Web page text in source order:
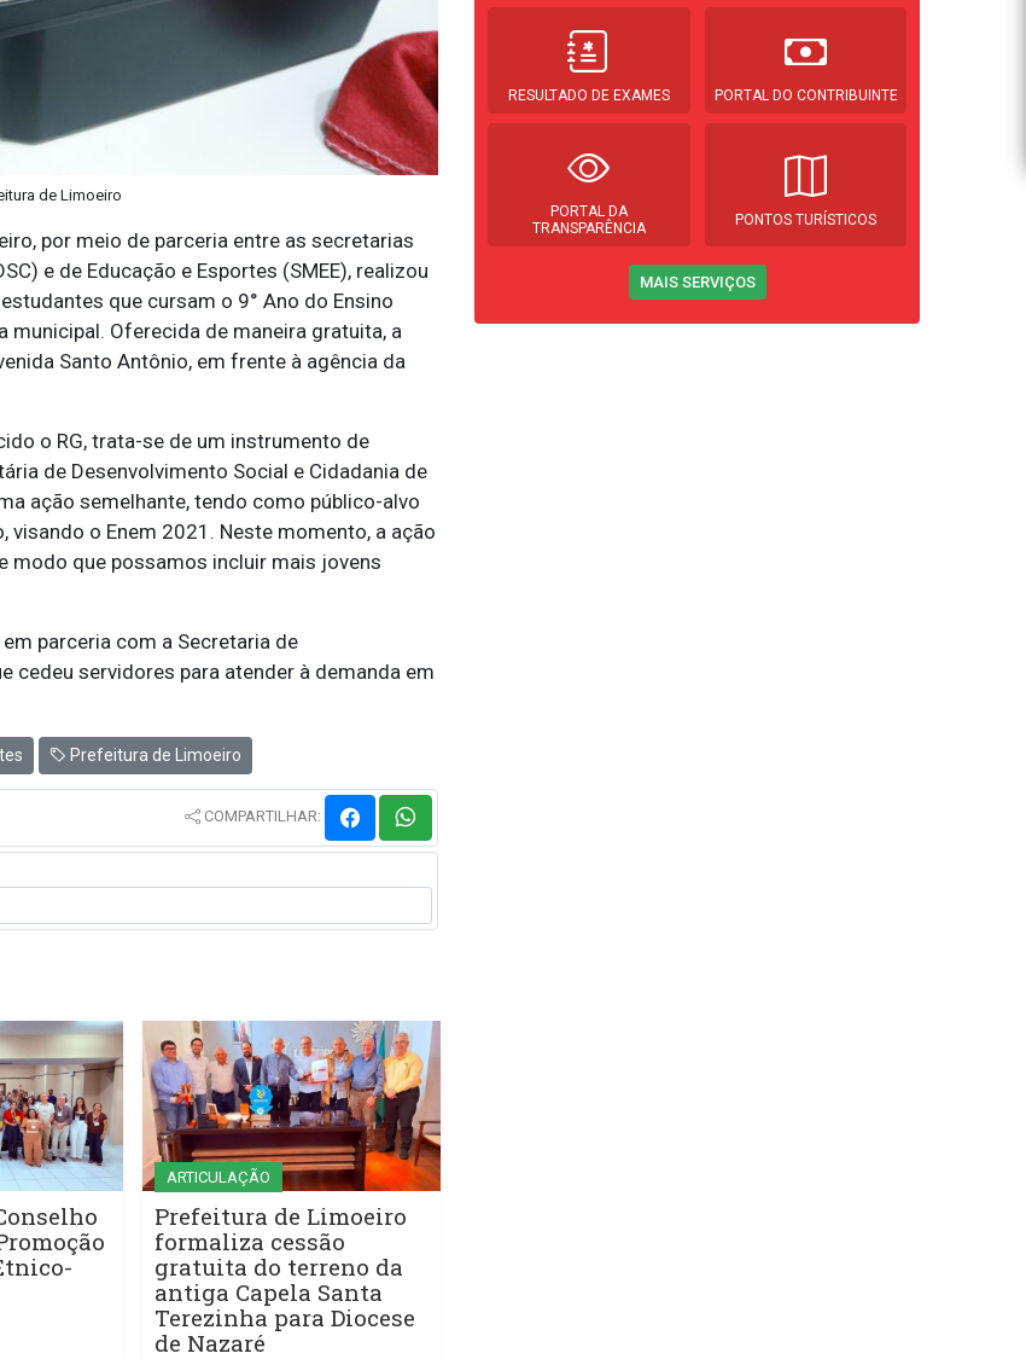
de Limoeiro
por meio de parceria entre as secretarias
e de Educação e Esportes (SMEE), realizou
que cursam o 9° Ano do Ensino
municipal. Oferecida de maneira gratuita, a
Santo Antônio, em frente à agência da
o RG, trata-se de um instrumento de
de Desenvolvimento Social e Cidadania de
ação semelhante, tendo como público-alvo
o Enem 2021. Neste momento, a ação
modo que possamos incluir mais jovens
parceria com a Secretaria de
cedeu servidores para atender à demanda em
Prefeitura de Limoeiro
COMPARTILHAR:
ARTICULAÇÃO
Prefeitura de Limoeiro
formaliza cessão
gratuita do terreno da
antiga Capela Santa
Terezinha para Diocese
de Nazaré
RESULTADO DE EXAMES PORTAL DO CONTRIBUINTE
PORTAL DA
TRANSPARÊNCIA
PONTOS TURÍSTICOS
MAIS SERVIÇOS